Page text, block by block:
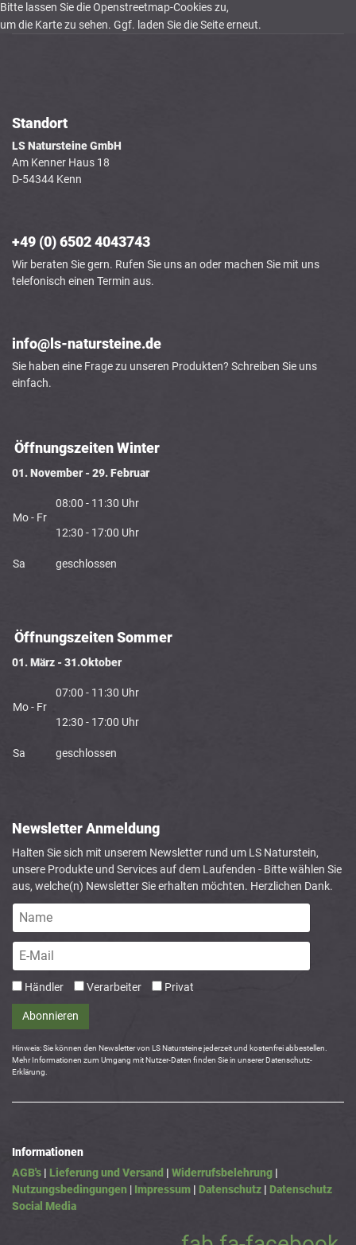
Bitte lassen Sie die Openstreetmap-Cookies zu,
um die Karte zu sehen. Ggf. laden Sie die Seite erneut.
Standort
LS Natursteine GmbH
Am Kenner Haus 18
D-54344 Kenn
+49 (0) 6502 4043743
Wir beraten Sie gern. Rufen Sie uns an oder machen Sie mit uns
telefonisch einen Termin aus.
info@ls-natursteine.de
Sie haben eine Frage zu unseren Produkten? Schreiben Sie uns
einfach.
Öffnungszeiten Winter
01. November - 29. Februar
Mo - Fr
08:00 - 11:30 Uhr
12:30 - 17:00 Uhr
Sa geschlossen
Öffnungszeiten Sommer
01. März - 31.Oktober
Mo - Fr
07:00 - 11:30 Uhr
12:30 - 17:00 Uhr
Sa geschlossen
Newsletter Anmeldung
Halten Sie sich mit unserem Newsletter rund um LS Naturstein,
unsere Produkte und Services auf dem Laufenden - Bitte wählen Sie
aus, welche(n) Newsletter Sie erhalten möchten. Herzlichen Dank.
Händler Verarbeiter Privat
Abonnieren
Hinweis: Sie können den Newsletter von LS Natursteine jederzeit und kostenfrei abbestellen.
Mehr Informationen zum Umgang mit Nutzer-Daten finden Sie in unserer Datenschutz-
Erklärung.
Informationen
AGB's | Lieferung und Versand | Widerrufsbelehrung |
Nutzungsbedingungen | Impressum | Datenschutz | Datenschutz
Social Media